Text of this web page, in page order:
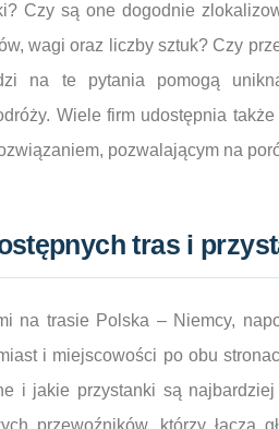
Czy są one dogodnie
wagi oraz liczby sztuk? Czy
na te pytania pomogą
Wiele firm udostępnia
pozwalającym na
tras i
na trasie Polska – Niemcy,
i miejscowości po obu
i jakie przystanki są
przewoźników, którzy łączą